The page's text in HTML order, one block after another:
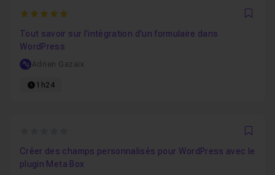
5
Tout savoir sur l'intégration d'un formulaire dans
WordPress
Adrien Gazaix
1h24
Créer des champs personnalisés pour WordPress avec le
plugin Meta Box